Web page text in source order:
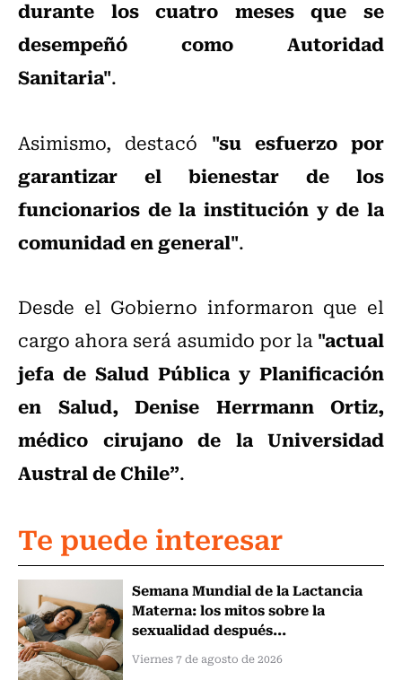
durante los cuatro meses que se
desempeñó como Autoridad
Sanitaria".
Asimismo, destacó "su esfuerzo por
garantizar el bienestar de los
funcionarios de la institución y de la
comunidad en general".
Desde el Gobierno informaron que el
cargo ahora será asumido por la"actual
jefa de Salud Pública y Planificación
en Salud, Denise Herrmann Ortiz,
médico cirujano de la Universidad
Austral de Chile”.
Te puede interesar
Semana Mundial de la Lactancia
Materna: los mitos sobre la
sexualidad después...
Viernes 7 de agosto de 2026